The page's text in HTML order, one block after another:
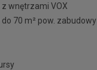
wnętrzami VOX
70 m² pow. zabudowy